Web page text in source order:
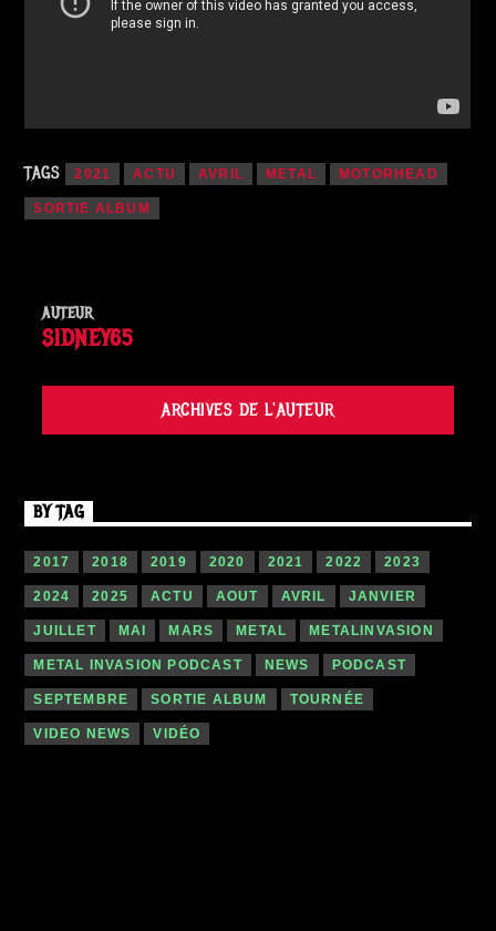
TAGS 2021 ACTU AVRIL METAL MOTORHEAD
SORTIE ALBUM
AUTEUR
SIDNEY65
ARCHIVES DE L'AUTEUR
BY TAG
2017 2018 2019 2020 2021 2022 2023
2024 2025 ACTU AOUT AVRIL JANVIER
JUILLET MAI MARS METAL METALINVASION
METAL INVASION PODCAST NEWS PODCAST
SEPTEMBRE SORTIE ALBUM TOURNÉE
VIDEO NEWS VIDÉO